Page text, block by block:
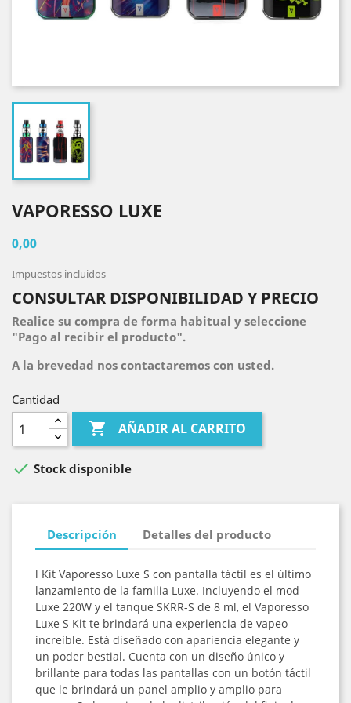
VAPORESSO LUXE
0,00
Impuestos incluidos
CONSULTAR DISPONIBILIDAD Y PRECIO
Realice su compra de forma habitual y seleccione
"Pago al recibir el producto".
A la brevedad nos contactaremos con usted.
Cantidad
 AÑADIR AL CARRITO
 Stock disponible
Descripción Detalles del producto
l Kit Vaporesso Luxe S con pantalla táctil es el último
lanzamiento de la familia Luxe. Incluyendo el mod
Luxe 220W y el tanque SKRR-S de 8 ml, el Vaporesso
Luxe S Kit te brindará una experiencia de vapeo
increíble. Está diseñado con apariencia elegante y
un poder bestial. Cuenta con un diseño único y
brillante para todas las pantallas con un botón táctil
que le brindará un panel amplio y amplio para